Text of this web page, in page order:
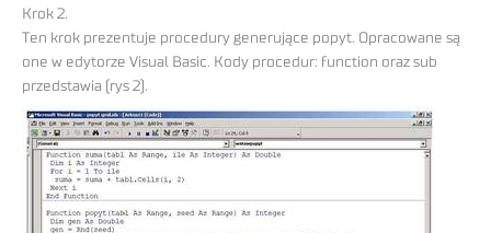
Krok 2.
Ten krok prezentuje procedury generujące popyt. Opracowane są
one w edytorze Visual Basic. Kody procedur: function oraz sub
przedstawia (rys 2).